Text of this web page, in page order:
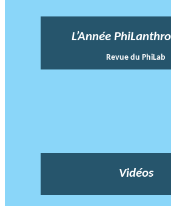
L’Année
Revue du PhiLab
Vidéos